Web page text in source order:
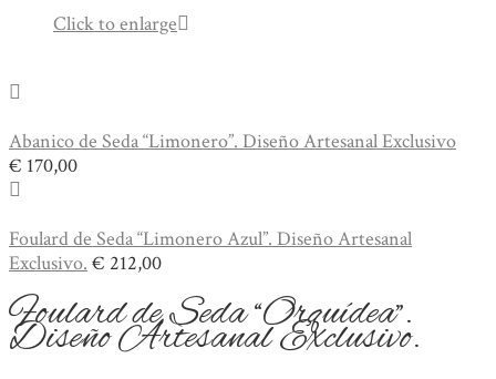
Click to enlarge
Abanico de Seda “Limonero”. Diseño Artesanal Exclusivo
€ 170,00
Foulard de Seda “Limonero Azul”. Diseño Artesanal
Exclusivo. € 212,00
Foulard de Seda “Orquídea”.
Diseño Artesanal Exclusivo.